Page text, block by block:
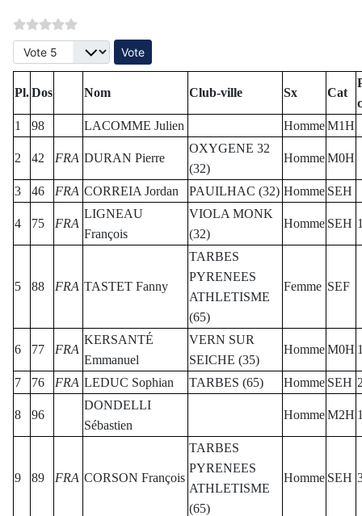
Veuillez voter
Pl.Dos Nom Club-ville Sx Cat
1
98 LACOMME Julien HommeM1H
2 42 FRA DURAN Pierre
OXYGENE 32
(32)
HommeM0H
3 46 FRA CORREIA Jordan PAUILHAC (32) Homme SEH
4 75 FRA
LIGNEAU
François
VIOLA MONK
(32)
Homme SEH
5 88 FRA TASTET Fanny
TARBES
PYRENEES
ATHLETISME
(65)
Femme SEF
6 77 FRA
KERSANTÉ
Emmanuel
VERN SUR
SEICHE (35)
HommeM0H
7 76 FRA LEDUC Sophian TARBES (65) Homme SEH
8 96
DONDELLI
Sébastien
HommeM2H
9 89 FRA CORSON François
TARBES
PYRENEES
ATHLETISME
(65)
Homme SEH